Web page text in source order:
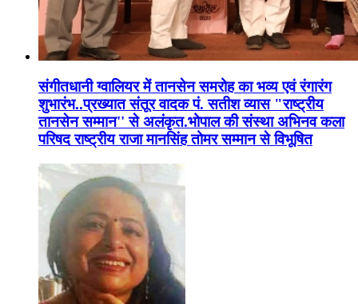
संगीतधानी ग्वालियर में तानसेन समरोह का भव्य एवं रंगारंग
शुभारंभ..प्रख्यात संतूर वादक पं. सतीश व्यास "राष्ट्रीय
तानसेन सम्मान'' से अलंकृत.भोपाल की संस्था अभिनव कला
परिषद राष्ट्रीय राजा मानसिंह तोमर सम्मान से विभूषित